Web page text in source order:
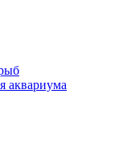
аквариума